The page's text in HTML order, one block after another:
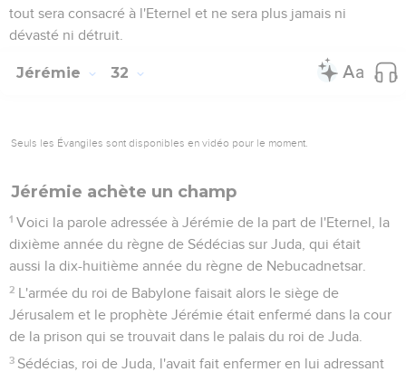
tout sera consacré à l'Eternel et ne sera plus jamais ni
dévasté ni détruit.
Jérémie 32
Seuls les Évangiles sont disponibles en vidéo pour le moment.
Jérémie achète un champ
1 Voici la parole adressée à Jérémie de la part de l'Eternel, la
dixième année du règne de Sédécias sur Juda, qui était
aussi la dix-huitième année du règne de Nebucadnetsar.
2 L'armée du roi de Babylone faisait alors le siège de
Jérusalem et le prophète Jérémie était enfermé dans la cour
de la prison qui se trouvait dans le palais du roi de Juda.
3 Sédécias, roi de Juda, l'avait fait enfermer en lui adressant